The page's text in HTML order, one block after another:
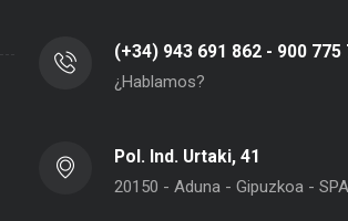
(+34) 943 691 862 - 900 775
¿Hablamos?
Pol. Ind. Urtaki, 41
20150 - Aduna - Gipuzkoa -